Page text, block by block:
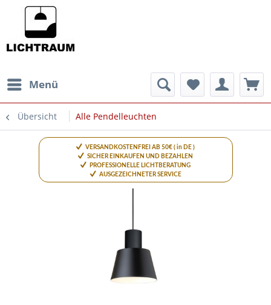
Menü
Übersicht Alle Pendelleuchten
VERSANDKOSTENFREI AB 50€ ( in DE )
SICHER EINKAUFEN UND BEZAHLEN
PROFESSIONELLE LICHTBERATUNG
AUSGEZEICHNETER SERVICE